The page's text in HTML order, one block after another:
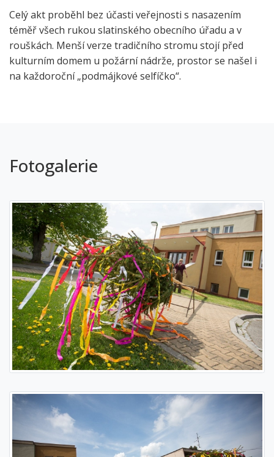
Celý akt proběhl bez účasti veřejnosti s nasazením
téměř všech rukou slatinského obecního úřadu a v
rouškách. Menší verze tradičního stromu stojí před
kulturním domem u požární nádrže, prostor se našel i
na každoroční „podmájkové selfíčko“.
Fotogalerie